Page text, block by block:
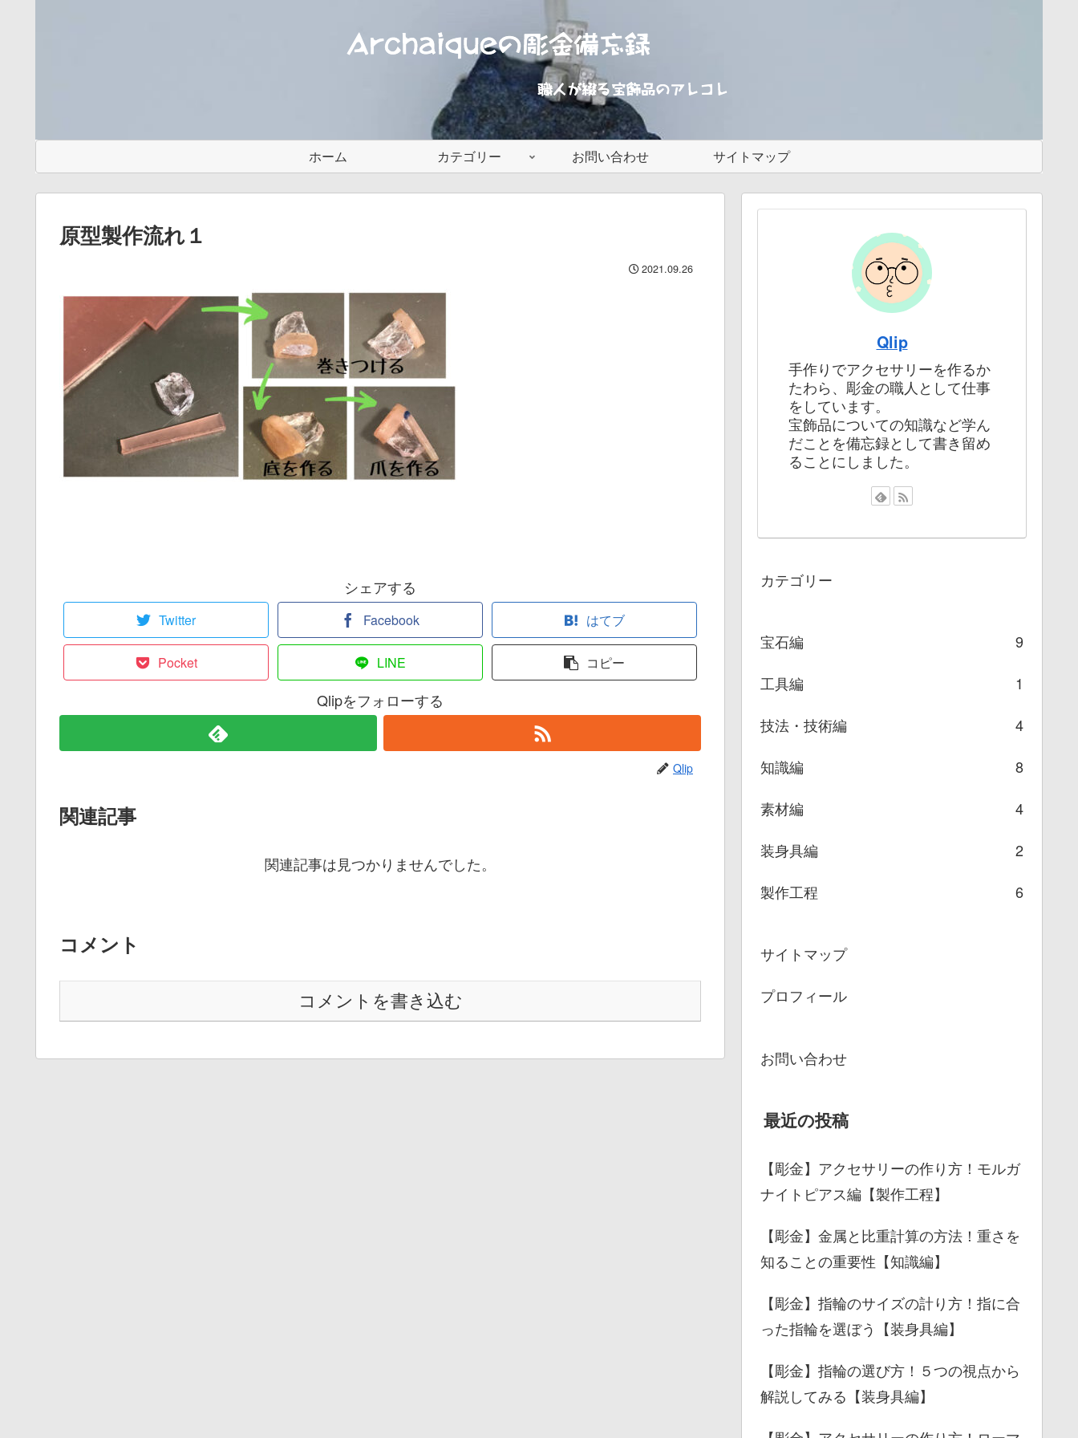
ホーム カテゴリー お問い合わせ サイトマップ
原型製作流れ１
2021.09.26
シェアする
Twitter Facebook はてブ
Pocket LINE コピー
Qlipをフォローする
Qlip
関連記事
関連記事は見つかりませんでした。
コメント
コメントを書き込む
Qlip
手作りでアクセサリーを作るか
たわら、彫金の職人として仕事
をしています。
宝飾品についての知識など学ん
だことを備忘録として書き留め
ることにしました。
カテゴリー
宝石編
9
工具編
1
技法・技術編
4
知識編
8
素材編
4
装身具編
2
製作工程
6
サイトマップ
プロフィール
お問い合わせ
最近の投稿
【彫金】アクセサリーの作り方！モルガ
ナイトピアス編【製作工程】
【彫金】金属と比重計算の方法！重さを
知ることの重要性【知識編】
【彫金】指輪のサイズの計り方！指に合
った指輪を選ぼう【装身具編】
【彫金】指輪の選び方！５つの視点から
解説してみる【装身具編】